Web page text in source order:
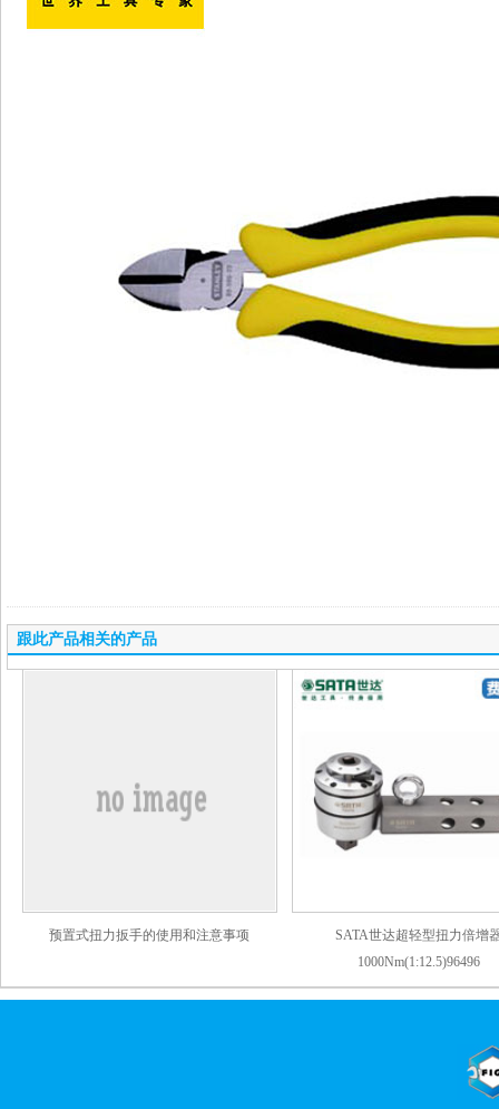
跟此产品相关的产品
预置式扭力扳手的使用和注意事项
SATA世达超轻型扭力倍增
1000Nm(1:12.5)96496